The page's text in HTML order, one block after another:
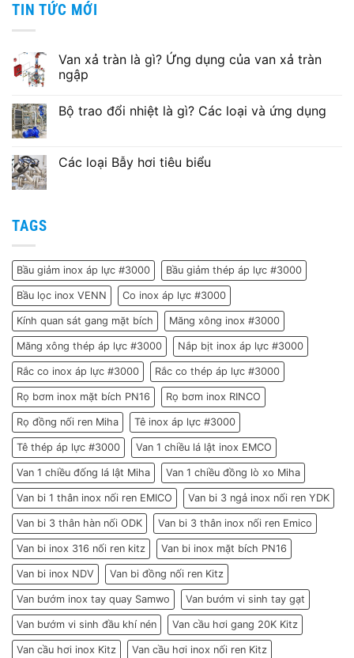
TIN TỨC MỚI
Van xả tràn là gì? Ứng dụng của van xả tràn
ngập
bình
luận
tràn
Bộ trao đổi nhiệt là gì? Các loại và ứng dụng
luận
ở
và
ứng
dụng
Các loại Bẫy hơi tiêu biểu
hơi
tiêu
biểu
TAGS
Bầu giảm inox áp lực #3000 Bầu giảm thép áp lực #3000
Bầu lọc inox VENN Co inox áp lực #3000
Kính quan sát gang mặt bích Măng xông inox #3000
Măng xông thép áp lực #3000 Nắp bịt inox áp lực #3000
Rắc co inox áp lực #3000 Rắc co thép áp lực #3000
Rọ bơm inox mặt bích PN16 Rọ bơm inox RINCO
Rọ đồng nối ren Miha Tê inox áp lực #3000
Tê thép áp lực #3000 Van 1 chiều lá lật inox EMCO
Van 1 chiều đống lá lật Miha Van 1 chiều đồng lò xo Miha
Van bi 1 thân inox nối ren EMICO Van bi 3 ngả inox nối ren YDK
Van bi 3 thân hàn nối ODK Van bi 3 thân inox nối ren Emico
Van bi inox 316 nối ren kitz Van bi inox mặt bích PN16
Van bi inox NDV Van bi đồng nối ren Kitz
Van bướm inox tay quay Samwo Van bướm vi sinh tay gạt
Van bướm vi sinh đầu khí nén Van cầu hơi gang 20K Kitz
Van cầu hơi inox Kitz Van cầu hơi inox nối ren Kitz